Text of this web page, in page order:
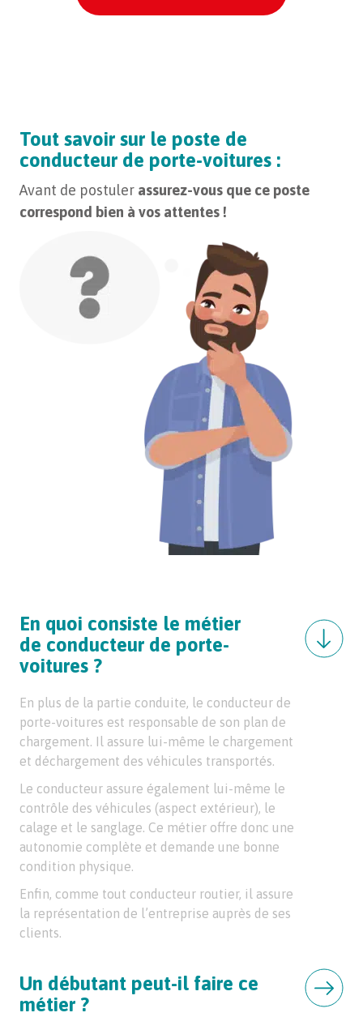
votre opposition peut, en pratique et selon le cas, avoir
Tout savoir sur le poste de
conducteur de porte-voitures :
Avant de postuler assurez-vous que ce poste
correspond bien à vos attentes !
En quoi consiste le métier
de conducteur de porte-
voitures ?
En plus de la partie conduite, le conducteur de
porte-voitures est responsable de son plan de
chargement. Il assure lui-même le chargement
et déchargement des véhicules transportés.
Le conducteur assure également lui-même le
contrôle des véhicules (aspect extérieur), le
calage et le sanglage. Ce métier offre donc une
autonomie complète et demande une bonne
condition physique.
Enfin, comme tout conducteur routier, il assure
la représentation de l’entreprise auprès de ses
clients.
Un débutant peut-il faire ce
métier ?